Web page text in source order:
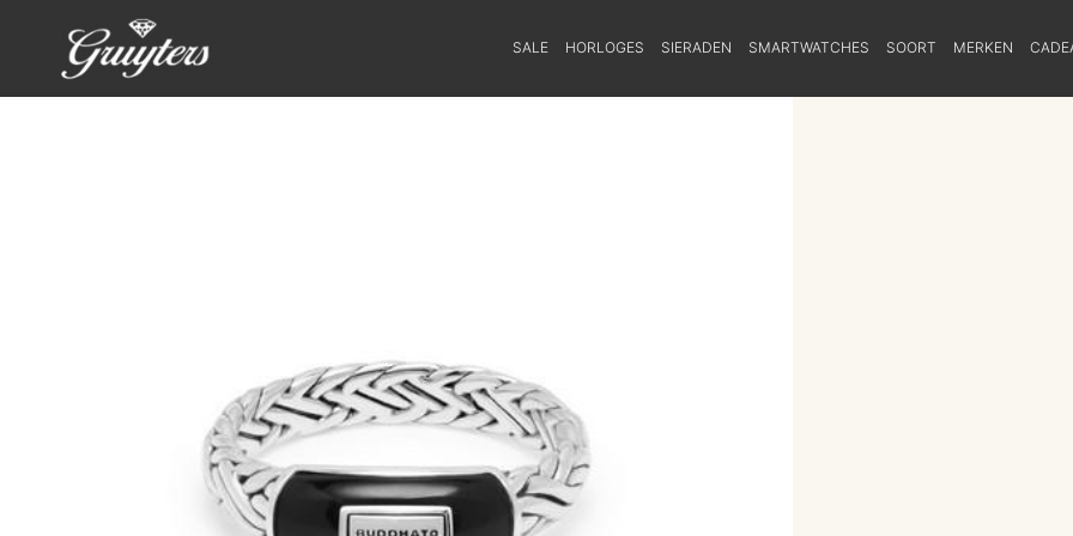
SALE HORLOGES SIERADEN SMARTWATCHES SOORT MERKEN